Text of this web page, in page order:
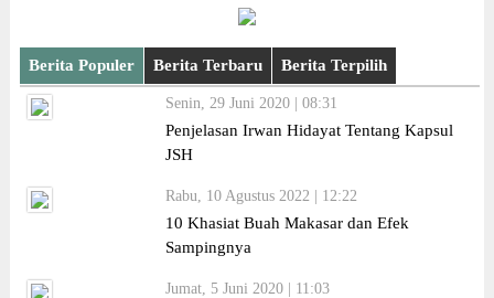
Berita Populer Berita Terbaru Berita Terpilih
Senin, 29 Juni 2020 | 08:31
Penjelasan Irwan Hidayat Tentang Kapsul
JSH
Rabu, 10 Agustus 2022 | 12:22
10 Khasiat Buah Makasar dan Efek
Sampingnya
Jumat, 5 Juni 2020 | 11:03